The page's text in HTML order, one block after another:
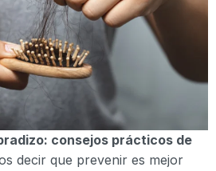
consejos prácticos de
decir que prevenir es mejor